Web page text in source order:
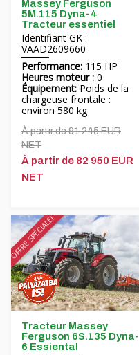
Massey Ferguson
5M.115 Dyna-4
Tracteur essentiel
Identifiant GK :
VAAD2609660
Performance: 115 HP
Heures moteur : 0
Équipement: Poids de la
chargeuse frontale :
environ 580 kg
À partir de 91 245 EUR
NET
À partir de 82 950 EUR
NET
OFFRE SPÉCIALE!
Tracteur Massey
Ferguson 6S.135 Dyna-
6 Essiental